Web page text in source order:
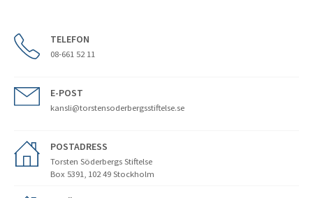
TELEFON
08-661 52 11
E-POST
kansli@torstensoderbergsstiftelse.se
POSTADRESS
Torsten Söderbergs Stiftelse
Box 5391, 102 49 Stockholm